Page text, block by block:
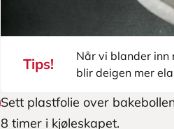
Tips!
Når vi blander
blir deigen mer
Sett plastfolie over
8 timer i kjøleskapet.